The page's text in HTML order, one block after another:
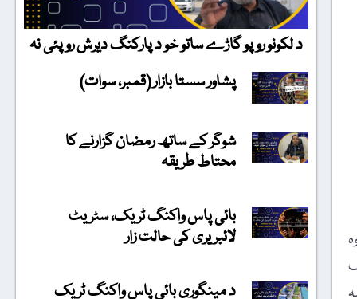
د لکونو روپو گاڑے ساتو خو د پارکنگ دیرش روپئی نہ
پشاور سستا بازار (قمبر، سوات)
شوگر کے ساتھ رمضان گزارنے کا
محتاط طریقہ
بائی پاس واکنگ ٹریک، سٹریٹ
لائبریری کی حالت زار
د مینگوری بائی پاس واکنگ ٹریک